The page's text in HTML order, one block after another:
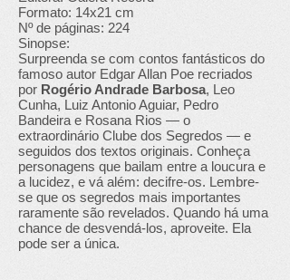
Formato: 14x21 cm
Nº de páginas: 224
Sinopse:
Surpreenda se com contos fantásticos do
famoso autor Edgar Allan Poe recriados
por Rogério Andrade Barbosa, Leo
Cunha, Luiz Antonio Aguiar, Pedro
Bandeira e Rosana Rios — o
extraordinário Clube dos Segredos — e
seguidos dos textos originais. Conheça
personagens que bailam entre a loucura e
a lucidez, e vá além: decifre-os. Lembre-
se que os segredos mais importantes
raramente são revelados. Quando há uma
chance de desvendá-los, aproveite. Ela
pode ser a única.